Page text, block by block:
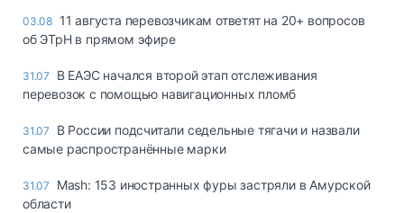
03.08 11 августа перевозчикам ответят на 20+ вопросов
об ЭТрН в прямом эфире
31.07
В ЕАЭС начался второй этап отслеживания
перевозок с помощью навигационных пломб
31.07
В России подсчитали седельные тягачи и назвали
самые распространённые марки
31.07
Mash: 153 иностранных фуры застряли в Амурской
области